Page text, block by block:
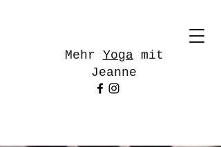
Mehr Yogamit
Jeanne